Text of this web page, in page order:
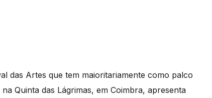
das Artes que tem maioritariamente como palco
Quinta das Lágrimas, em Coimbra, apresenta